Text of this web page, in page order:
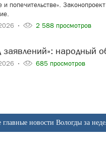
и попечительстве».
2 588 просмотров
заявлений»: народный
685 просмотров
главные новости Вологды за